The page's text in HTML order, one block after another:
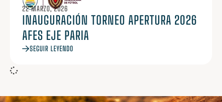
22 MARZO, 2026
INAUGURACIÓN TORNEO APERTURA 2026
AFES EJE PARIA
SEGUIR LEYENDO